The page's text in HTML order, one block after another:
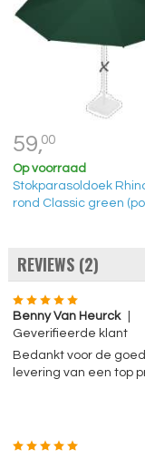
59,00
Op voorraad
Stokparasoldoek
rond Classic green
REVIEWS (2)
Benny Van Heurck
Geverifieerde klant
Bedankt voor de
levering van een top